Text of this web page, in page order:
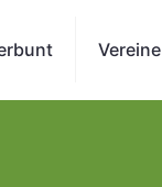
Vereine